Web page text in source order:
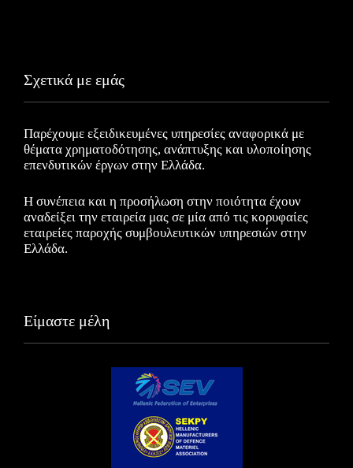
Σχετικά με εμάς
Παρέχουμε εξειδικευμένες υπηρεσίες αναφορικά με
θέματα χρηματοδότησης, ανάπτυξης και υλοποίησης
επενδυτικών έργων στην Ελλάδα.
Η συνέπεια και η προσήλωση στην ποιότητα έχουν
αναδείξει την εταιρεία μας σε μία από τις κορυφαίες
εταιρείες παροχής συμβουλευτικών υπηρεσιών στην
Ελλάδα.
Είμαστε μέλη